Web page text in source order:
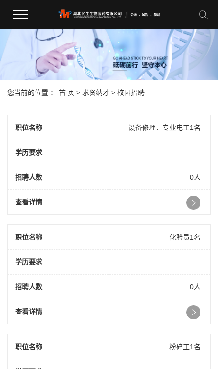
您当前的位置 ： 首 页 > 求贤纳才 > 校园招聘
职位名称 设备修理、专业电工1名
学历要求
招聘人数 0人
查看详情
职位名称 化验员1名
学历要求
招聘人数 0人
查看详情
职位名称 粉碎工1名